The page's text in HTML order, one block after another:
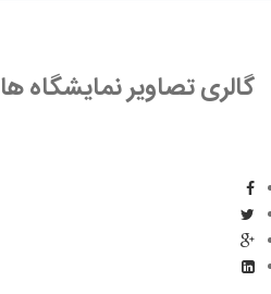
گالری تصاویر نمایشگاه ها